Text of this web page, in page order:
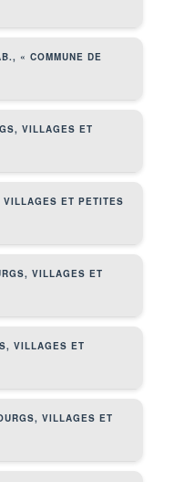
« COMMUNE DE
VILLAGES ET
ET PETITES
VILLAGES ET
VILLAGES ET
VILLAGES ET